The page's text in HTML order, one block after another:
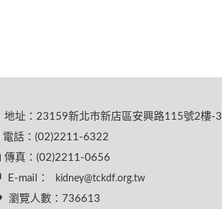
地址：23159新北市新店區安興路115號2樓-3
電話：(02)2211-6322
傳真：(02)2211-0656
E-mail：
kidney@tckdf.org.tw
瀏覽人數：736613